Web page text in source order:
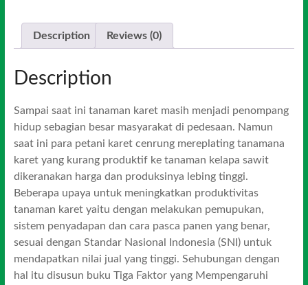
Description Reviews (0)
Description
Sampai saat ini tanaman karet masih menjadi penompang
hidup sebagian besar masyarakat di pedesaan. Namun
saat ini para petani karet cenrung mereplating tanamana
karet yang kurang produktif ke tanaman kelapa sawit
dikeranakan harga dan produksinya lebing tinggi.
Beberapa upaya untuk meningkatkan produktivitas
tanaman karet yaitu dengan melakukan pemupukan,
sistem penyadapan dan cara pasca panen yang benar,
sesuai dengan Standar Nasional Indonesia (SNI) untuk
mendapatkan nilai jual yang tinggi. Sehubungan dengan
hal itu disusun buku Tiga Faktor yang Mempengaruhi